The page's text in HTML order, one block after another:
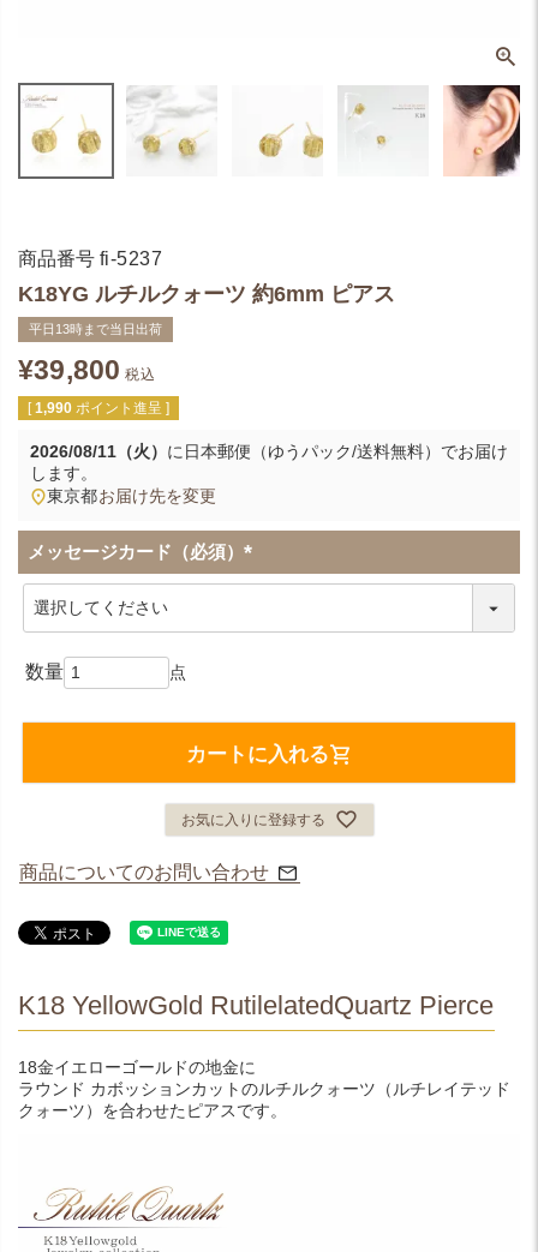
商品番号 fi-5237
K18YG ルチルクォーツ 約6mm ピアス
平日13時まで当日出荷
¥39,800 税込
[ 1,990 ポイント進呈 ]
2026/08/11（火） に 日本郵便（ゆうパック/送料無料） でお届け
します。
東京都お届け先を変更
メッセージカード（必須）
(
カートに入れる
お気に入りに登録する
商品についてのお問い合わせ
K18 YellowGold RutilelatedQuartz Pierce
18金イエローゴールドの地金に
ラウンド カボッションカットのルチルクォーツ（ルチレイテッド
クォーツ）を合わせたピアスです。